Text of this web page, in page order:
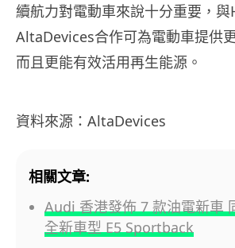
續航力對電動車來說十分重要，
AltaDevices合作可為電動車提供
而且更能有效活用再生能源。
資料來源：AltaDevices
相關文章:
Audi 香港發佈 7 款油電新車
全新車型 E5 Sportback